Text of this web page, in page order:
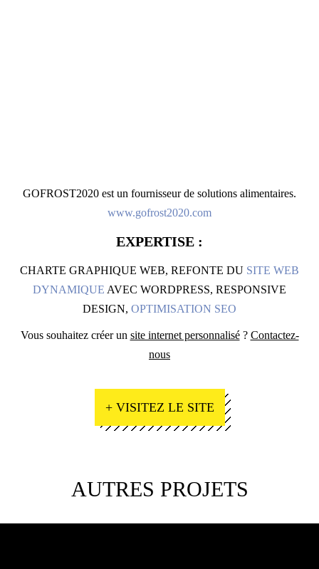
GOFROST2020 est un fournisseur de solutions alimentaires.
www.gofrost2020.com
EXPERTISE :
CHARTE GRAPHIQUE WEB, REFONTE DU SITE WEB
DYNAMIQUE AVEC WORDPRESS, RESPONSIVE
DESIGN, OPTIMISATION SEO
Vous souhaitez créer un site internet personnalisé? Contactez-
nous
+ VISITEZ LE SITE
AUTRES PROJETS